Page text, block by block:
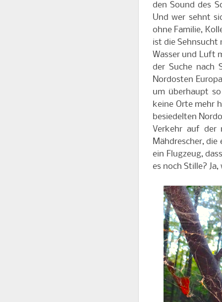
den Sound des
Und wer sehnt
ohne Familie,
ist die Sehnsucht
Wasser und Luft
der Suche nach
Nordosten
um überhaupt
keine Orte mehr
besiedelten
Verkehr auf der
Mähdrescher,
ein Flugzeug,
es noch Stille?